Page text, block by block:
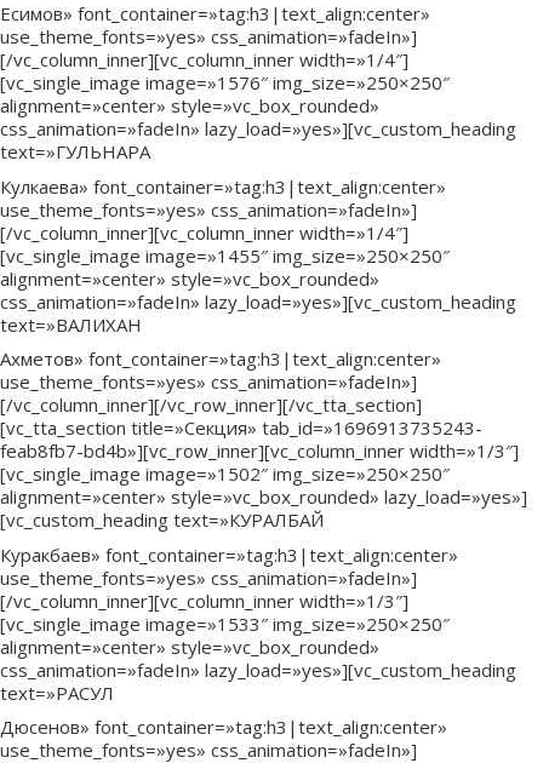
Есимов» font_container=»tag:h3|text_align:center»
use_theme_fonts=»yes» css_animation=»fadeIn»]
[/vc_column_inner][vc_column_inner width=»1/4″]
[vc_single_image image=»1576″ img_size=»250×250″
alignment=»center» style=»vc_box_rounded»
css_animation=»fadeIn» lazy_load=»yes»][vc_custom_heading
text=»ГУЛЬНАРА
Кулкаева» font_container=»tag:h3|text_align:center»
use_theme_fonts=»yes» css_animation=»fadeIn»]
[/vc_column_inner][vc_column_inner width=»1/4″]
[vc_single_image image=»1455″ img_size=»250×250″
alignment=»center» style=»vc_box_rounded»
css_animation=»fadeIn» lazy_load=»yes»][vc_custom_heading
text=»ВАЛИХАН
Ахметов» font_container=»tag:h3|text_align:center»
use_theme_fonts=»yes» css_animation=»fadeIn»]
[/vc_column_inner][/vc_row_inner][/vc_tta_section]
[vc_tta_section title=»Секция» tab_id=»1696913735243-
feab8fb7-bd4b»][vc_row_inner][vc_column_inner width=»1/3″]
[vc_single_image image=»1502″ img_size=»250×250″
alignment=»center» style=»vc_box_rounded» lazy_load=»yes»]
[vc_custom_heading text=»КУРАЛБАЙ
Куракбаев» font_container=»tag:h3|text_align:center»
use_theme_fonts=»yes» css_animation=»fadeIn»]
[/vc_column_inner][vc_column_inner width=»1/3″]
[vc_single_image image=»1533″ img_size=»250×250″
alignment=»center» style=»vc_box_rounded»
css_animation=»fadeIn» lazy_load=»yes»][vc_custom_heading
text=»РАСУЛ
Дюсенов» font_container=»tag:h3|text_align:center»
use_theme_fonts=»yes» css_animation=»fadeIn»]